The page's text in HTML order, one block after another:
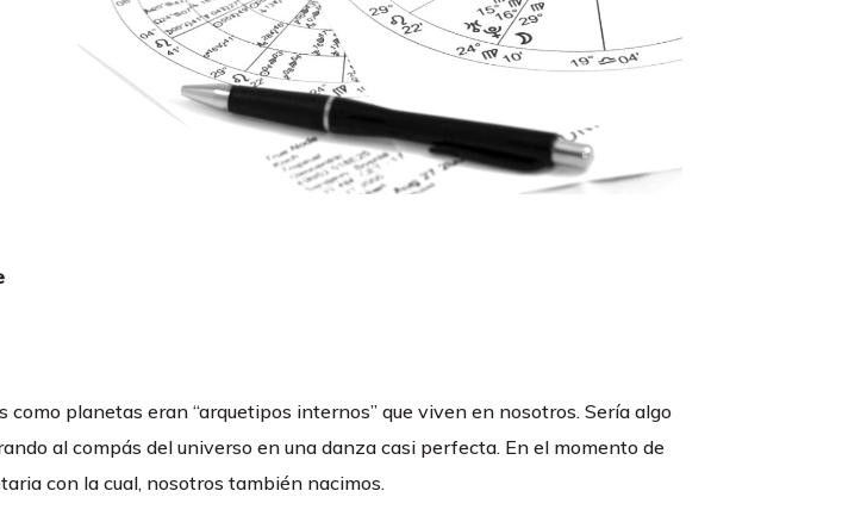
planetas eran “arquetipos internos” que viven en nosotros. Sería algo
al compás del universo en una danza casi perfecta. En el momento de
con la cual, nosotros también nacimos.